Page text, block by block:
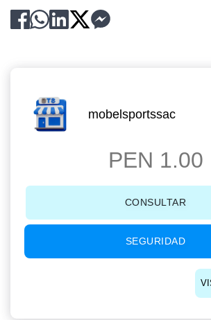
mobelsportssac
PEN 1.00
CONSULTAR
SEGURIDAD